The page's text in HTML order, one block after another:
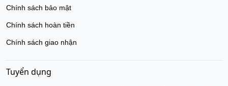
Chính sách bảo mật
Chính sách hoàn tiền
Chính sách giao nhận
Tuyển dụng